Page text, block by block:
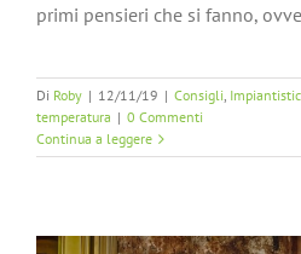
primi pensieri che si fanno,
Di Roby | 12/11/19 | Consigli,
temperatura | 0 Commenti
Continua a leggere